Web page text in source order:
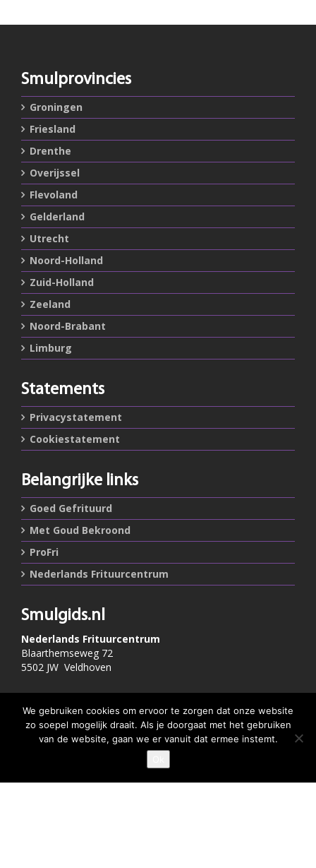
GEEF JE SMULSCORE
Smulprovincies
Groningen
Friesland
Drenthe
Overijssel
Flevoland
Gelderland
Utrecht
Noord-Holland
Zuid-Holland
Zeeland
Noord-Brabant
Limburg
Statements
Privacystatement
Cookiestatement
Belangrijke links
Goed Gefrituurd
Met Goud Bekroond
ProFri
Nederlands Frituurcentrum
Smulgids.nl
Nederlands Frituurcentrum
Blaarthemseweg 72
5502 JW Veldhoven
@: info@frituurcentrum.nl
We gebruiken cookies om ervoor te zorgen dat onze website
zo soepel mogelijk draait. Als je doorgaat met het gebruiken
van de website, gaan we er vanuit dat ermee instemt.